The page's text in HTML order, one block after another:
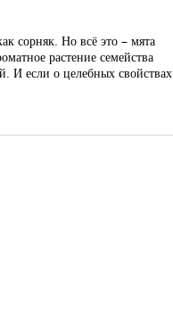
сорняк. Но всё это – мята
растение семейства
И если о целебных свойствах